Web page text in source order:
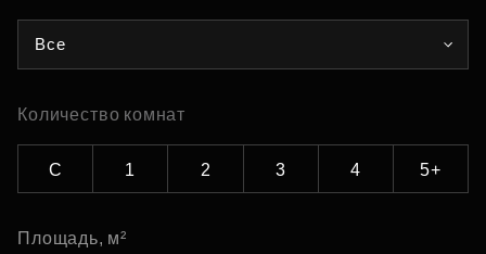
Все
Количество комнат
С 1 2 3 4 5+
Площадь, м²